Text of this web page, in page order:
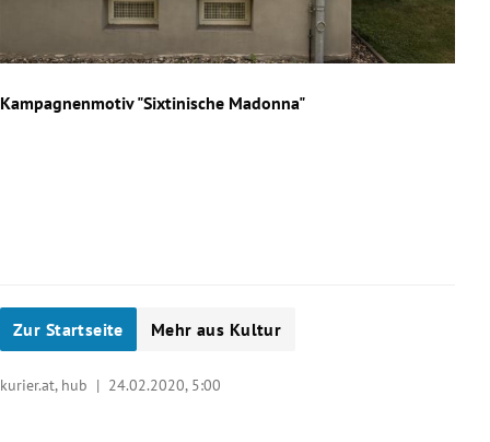
Kampagnenmotiv "Sixtinische Madonna"
Zur Startseite Mehr aus Kultur
kurier.at, hub | 24.02.2020, 5:00